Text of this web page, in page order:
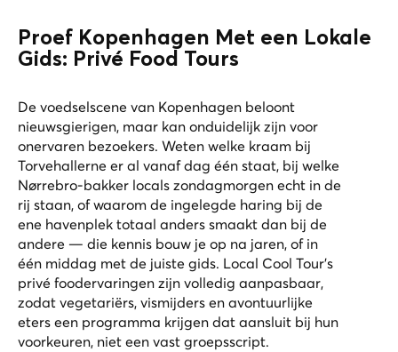
Proef Kopenhagen Met een Lokale
Gids: Privé Food Tours
De voedselscene van Kopenhagen beloont
nieuwsgierigen, maar kan onduidelijk zijn voor
onervaren bezoekers. Weten welke kraam bij
Torvehallerne er al vanaf dag één staat, bij welke
Nørrebro-bakker locals zondagmorgen echt in de
rij staan, of waarom de ingelegde haring bij de
ene havenplek totaal anders smaakt dan bij de
andere — die kennis bouw je op na jaren, of in
één middag met de juiste gids. Local Cool Tour's
privé foodervaringen zijn volledig aanpasbaar,
zodat vegetariërs, vismijders en avontuurlijke
eters een programma krijgen dat aansluit bij hun
voorkeuren, niet een vast groepsscript.